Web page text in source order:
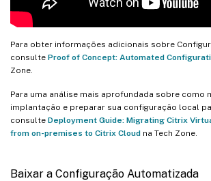
Para obter informações adicionais sobre
consulte Proof of Concept: Automated
Zone.
Para uma análise mais aprofundada sobre como
implantação e preparar sua configuração local
consulte Deployment Guide: Migrating Citrix
from on-premises to Citrix Cloud na Tech Zone.
Baixar a Configuração Automatizada